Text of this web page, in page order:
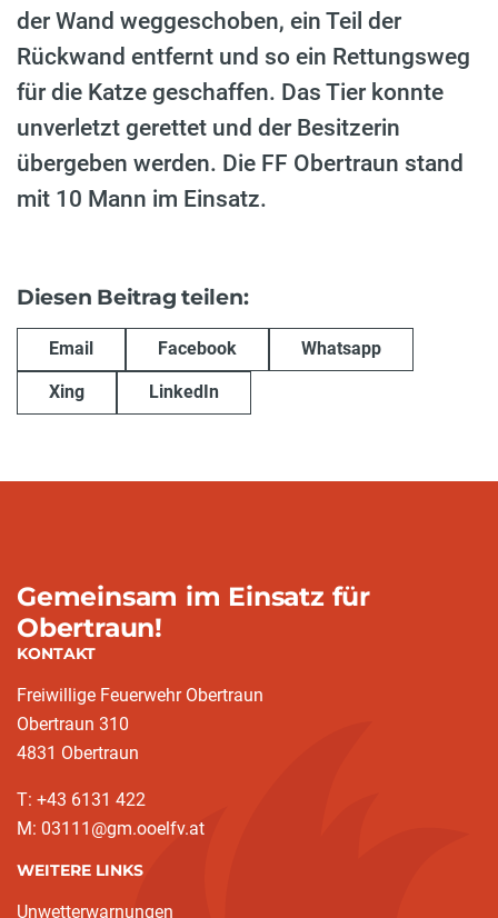
der Wand weggeschoben, ein Teil der
Rückwand entfernt und so ein Rettungsweg
für die Katze geschaffen. Das Tier konnte
unverletzt gerettet und der Besitzerin
übergeben werden. Die FF Obertraun stand
mit 10 Mann im Einsatz.
Diesen Beitrag teilen:
Email Facebook Whatsapp
Xing LinkedIn
Gemeinsam im Einsatz für
Obertraun!
KONTAKT
Freiwillige Feuerwehr Obertraun
Obertraun 310
4831 Obertraun
T: +43 6131 422
M: 03111@gm.ooelfv.at
WEITERE LINKS
Unwetterwarnungen